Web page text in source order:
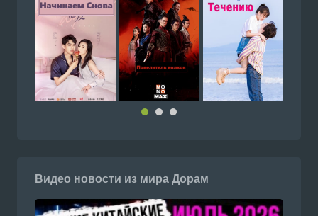
Видео новости из мира Дорам